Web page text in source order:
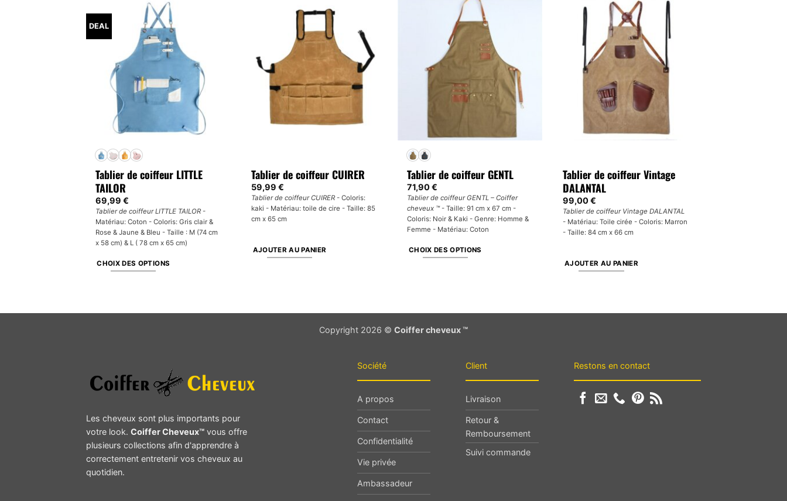
options
peuvent
choisies
peuvent
du
produit
plusieurs
variations.
options
peuvent
choisies
DEAL
Tablier de coiffeur LITTLE
TAILOR
69,99 €
Tablier de coiffeur LITTLE TAILOR-
Matériau: Coton - Coloris: Gris clair &
Rose & Jaune & Bleu - Taille : M (74 cm
x 58 cm) & L ( 78 cm x 65 cm)
CHOIX DES OPTIONS
peuvent
être
page
produit
Tablier de coiffeur CUIRER
59,99 €
Tablier de coiffeur CUIRER- Coloris:
kaki - Matériau: toile de cire - Taille: 85
cm x 65 cm
AJOUTER AU PANIER
Tablier de coiffeur GENTL
71,90€
Tablier de coiffeur GENTL – Coiffer
cheveux ™- Taille: 91 cm x 67 cm -
Coloris: Noir & Kaki - Genre: Homme &
Femme - Matériau: Coton
CHOIX DES OPTIONS
Les
la
du
produit
Tablier de coiffeur Vintage
DALANTAL
99,00€
Tablier de coiffeur Vintage DALANTAL
- Matériau: Toile cirée - Coloris: Marron
- Taille: 84 cm x 66 cm
AJOUTER AU PANIER
Copyright 2026 © Coiffer cheveux ™
Les cheveux sont plus importants pour
votre look. Coiffer Cheveux™ vous offre
plusieurs collections afin d'apprendre à
correctement entretenir vos cheveux au
quotidien.
Société
A propos
Contact
Confidentialité
Vie privée
Ambassadeur
Client
Livraison
Retour &
Remboursement
Suivi commande
Restons en contact